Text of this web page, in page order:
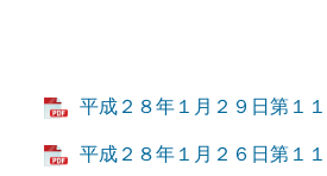
平成２８年１月２９日第１
平成２８年１月２６日第１